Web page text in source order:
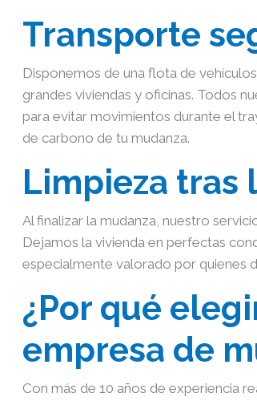
Transporte
Disponemos de una flota de
grandes viviendas y oficinas. Todos
para evitar movimientos durante el
de carbono de tu mudanza.
Limpieza tras
Al finalizar la mudanza, nuestro
Dejamos la vivienda en perfectas
especialmente valorado por quienes
¿Por qué
empresa de
Con más de 10 años de experiencia